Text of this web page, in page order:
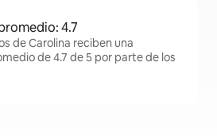
4.7
de Carolina reciben una
de 4.7 de 5 por parte de los